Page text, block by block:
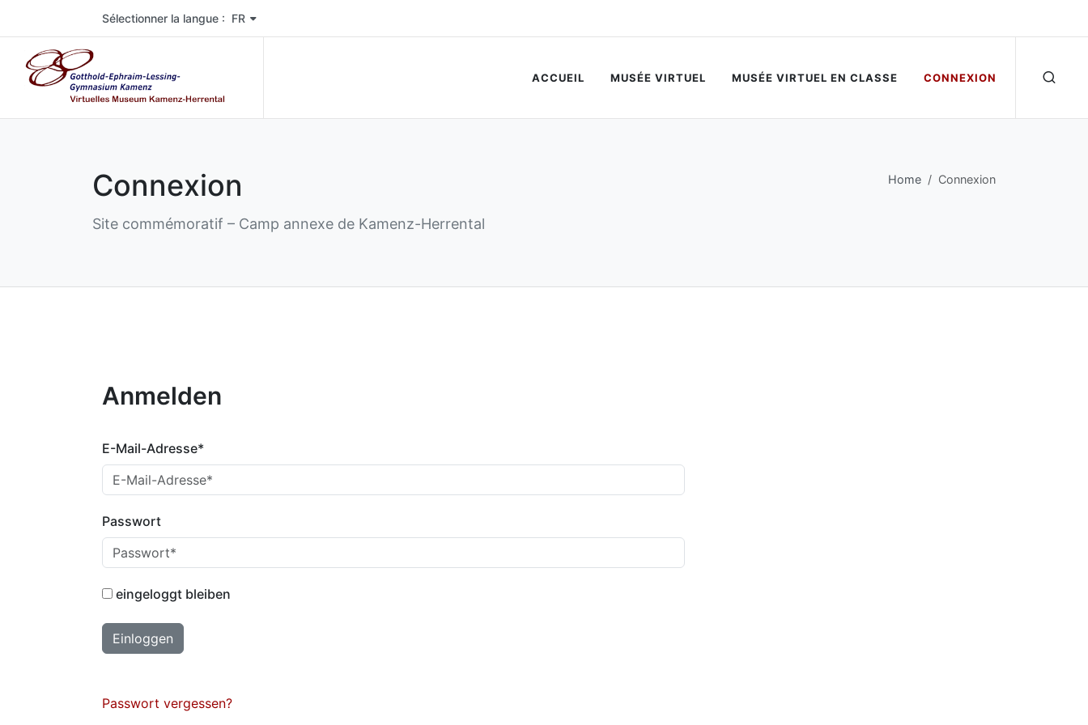
Sélectionner la langue : FR
ACCUEIL MUSÉE VIRTUEL MUSÉE VIRTUEL EN CLASSE CONNEXION
Connexion
Site commémoratif – Camp annexe de Kamenz-Herrental
Home Connexion
Anmelden
E-Mail-Adresse*
Passwort
eingeloggt bleiben
Bitte nicht ausfüllen
Einloggen
Passwort vergessen?